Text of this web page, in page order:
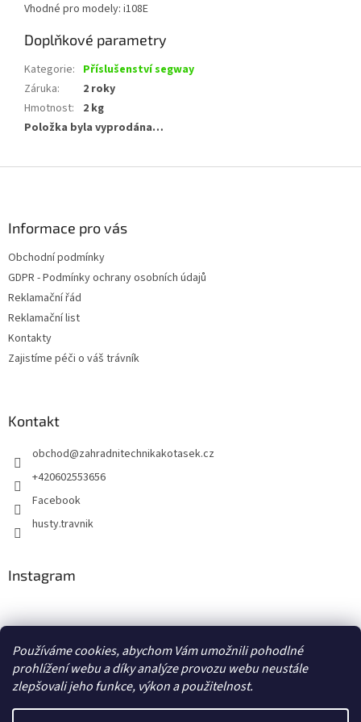
Používáme cookies, abychom Vám umožnili pohodlné
prohlížení webu a díky analýze provozu webu neustále
zlepšovali jeho funkce, výkon a použitelnost.
Vhodné pro modely: i108E
Doplňkové parametry
Kategorie: Příslušenství segway
Záruka:
2 roky
Hmotnost:
2 kg
Položka byla vyprodána…
Informace pro vás
Obchodní podmínky
GDPR - Podmínky ochrany osobních údajů
Reklamační řád
Reklamační list
Kontakty
Zajistíme péči o váš trávník
Kontakt
obchod@zahradnitechnikakotasek.cz
+420602553656
Facebook
husty.travnik
Instagram